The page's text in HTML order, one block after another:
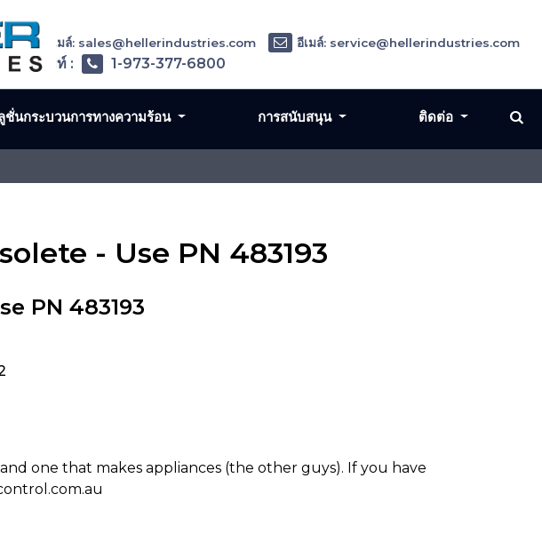
- Use PN 483193
PN 483193
one that makes appliances (the other guys). If you have
อีเมล์: sales@hellerindustries.com อีเมล์: service@hellerindustries.com
โทรศัพท์ : 1-973-377-6800
ชั่นกระบวนการทางความร้อน การสนับสนุน ติดต่อ